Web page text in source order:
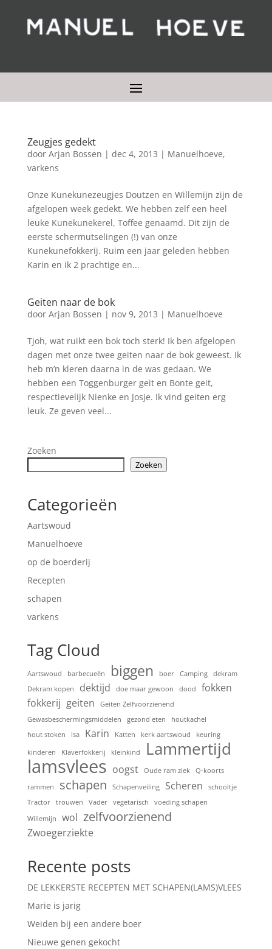
Zeugjes gedekt
door Arjan Bossen | dec 4, 2013 | Manuelhoeve,
varkens
Onze Kunekunezeugjes Doutzen en Willemijn zijn de
afgelopen week gedekt. We hebben zelf een heel
leuke Kunekunekerel, Toffee genaamd. Dit zijn de
eerste schermutselingen (!) van onze
Kunekunefokkerij. Ruim een jaar geleden hebben
Karin en ik 2 prachtige en...
Geiten naar de bok
door Arjan Bossen | nov 9, 2013 | Manuelhoeve
Tjoh, wat ruikt een bok toch sterk! Ik ben afgelopen
dagen met onze twee geiten naar de bok geweest. Ik
heb m’n kleren daarna in de was gedaan. We
hebben een Toggenburger geit en Bonte geit,
respectievelijk Nienke en Josje. Ik vind geiten erg
leuk. Ze geven veel...
Zoeken
Zoeken
Categorieën
Aartswoud
Manuelhoeve
op de boerderij
Recepten
schapen
varkens
Tag Cloud
Aartswoud barbecueën biggen boer Camping
dekram
Dekram kopen
dektijd doe maar gewoon dood
fokken
fokkerij geiten
Geiten Zelfvoorzienend
Gewasbeschermingsmiddelen
gezond eten
houtkachel
hout stoken
Isa Karin Katten kerk aartswoud keuring
kinderen Klaverfokkerij kleinkind Lammertijd
lamsvlees oogst Oude ram ziek
Q-koorts
rammen
schapen Schapenveiling Scheren
schooltje
Tractor
trouwen Vader vegetarisch
voeding schapen
Willemijn
wol zelfvoorzienend
Zwoegerziekte
Recente posts
DE LEKKERSTE RECEPTEN MET SCHAPEN(LAMS)VLEES
Marie is jarig
Weiden bij een andere boer
Nieuwe genen gekocht